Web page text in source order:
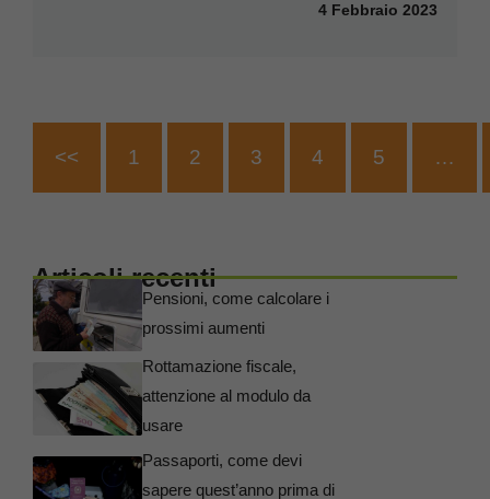
4 Febbraio 2023
<< 1 2 3 4 5 …
Articoli recenti
Pensioni, come calcolare i
prossimi aumenti
Rottamazione fiscale,
attenzione al modulo da
usare
Passaporti, come devi
sapere quest’anno prima di